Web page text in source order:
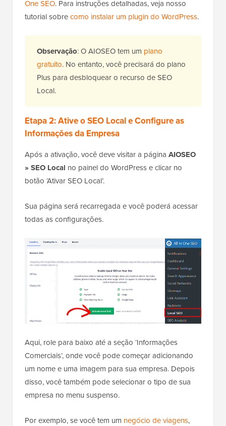
One SEO. Para instruções detalhadas, veja nosso
tutorial sobrecomo instalar um plugin do WordPress.
Observação: O AIOSEO tem um plano
gratuito. No entanto, você precisará do plano
Plus para desbloquear o recurso de SEO
Local.
Etapa 2: Ative o SEO Local e Configure as
Informações da Empresa
Após a ativação, você deve visitar a página AIOSEO
» SEO Local no painel do WordPress e clicar no
botão ‘Ativar SEO Local’.
Sua página será recarregada e você poderá acessar
todas as configurações.
Aqui, role para baixo até a seção ‘Informações
Comerciais’, onde você pode começar adicionando
um nome e uma imagem para sua empresa. Depois
disso, você também pode selecionar o tipo de sua
empresa no menu suspenso.
Por exemplo, se você tem um negócio de viagens,